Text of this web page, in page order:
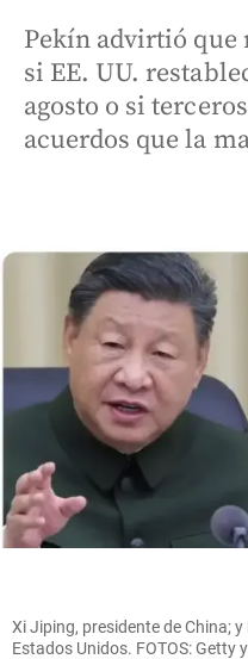
Pekín advirtió que
si EE. UU.
agosto o si
acuerdos que la
Xi Jiping, presidente de China;
Estados Unidos. FOTOS: Getty